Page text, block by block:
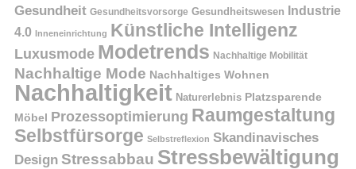
Gesundheit Gesundheitsvorsorge Gesundheitswesen Industrie
4.0 Inneneinrichtung Künstliche Intelligenz
Luxusmode Modetrends Nachhaltige Mobilität
Nachhaltige Mode Nachhaltiges Wohnen
Nachhaltigkeit Naturerlebnis Platzsparende
Möbel
Prozessoptimierung Raumgestaltung
Selbstfürsorge Selbstreflexion Skandinavisches
Design Stressabbau Stressbewältigung